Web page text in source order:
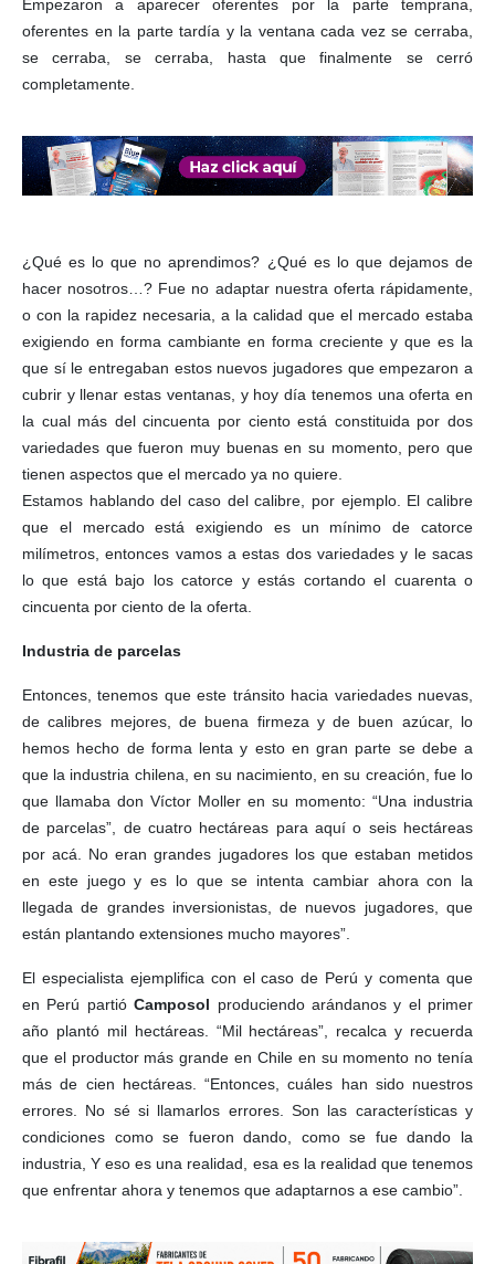
Empezaron a aparecer oferentes por la parte temprana,
oferentes en la parte tardía y la ventana cada vez se cerraba,
se cerraba, se cerraba, hasta que finalmente se cerró
completamente.
¿Qué es lo que no aprendimos? ¿Qué es lo que dejamos de
hacer nosotros…? Fue no adaptar nuestra oferta rápidamente,
o con la rapidez necesaria, a la calidad que el mercado estaba
exigiendo en forma cambiante en forma creciente y que es la
que sí le entregaban estos nuevos jugadores que empezaron a
cubrir y llenar estas ventanas, y hoy día tenemos una oferta en
la cual más del cincuenta por ciento está constituida por dos
variedades que fueron muy buenas en su momento, pero que
tienen aspectos que el mercado ya no quiere.
Estamos hablando del caso del calibre, por ejemplo. El calibre
que el mercado está exigiendo es un mínimo de catorce
milímetros, entonces vamos a estas dos variedades y le sacas
lo que está bajo los catorce y estás cortando el cuarenta o
cincuenta por ciento de la oferta.
Industria de parcelas
Entonces, tenemos que este tránsito hacia variedades nuevas,
de calibres mejores, de buena firmeza y de buen azúcar, lo
hemos hecho de forma lenta y esto en gran parte se debe a
que la industria chilena, en su nacimiento, en su creación, fue lo
que llamaba don Víctor Moller en su momento: “Una industria
de parcelas”, de cuatro hectáreas para aquí o seis hectáreas
por acá. No eran grandes jugadores los que estaban metidos
en este juego y es lo que se intenta cambiar ahora con la
llegada de grandes inversionistas, de nuevos jugadores, que
están plantando extensiones mucho mayores”.
El especialista ejemplifica con el caso de Perú y comenta que
en Perú partióCamposol produciendo arándanos y el primer
año plantó mil hectáreas. “Mil hectáreas”, recalca y recuerda
que el productor más grande en Chile en su momento no tenía
más de cien hectáreas. “Entonces, cuáles han sido nuestros
errores. No sé si llamarlos errores. Son las características y
condiciones como se fueron dando, como se fue dando la
industria, Y eso es una realidad, esa es la realidad que tenemos
que enfrentar ahora y tenemos que adaptarnos a ese cambio”.